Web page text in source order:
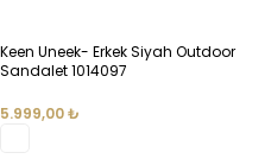
Keen Uneek- Erkek Siyah Outdoor
Sandalet 1014097
5.999,00₺